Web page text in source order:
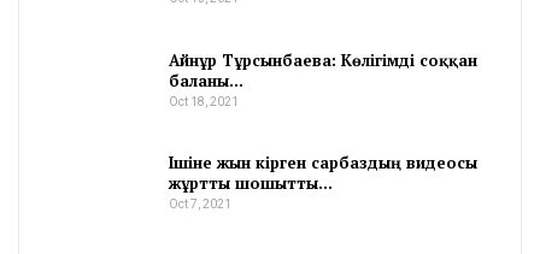
Айнұр Тұрсынбаева: Көлігімді соққан
баланы…
Oct 18, 2021
Ішіне жын кірген сарбаздың видеосы
жұртты шошытты…
Oct 7, 2021